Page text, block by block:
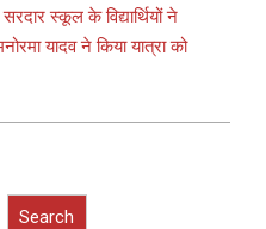
स्कूल के विद्यार्थियों ने
यादव ने किया यात्रा को
Search